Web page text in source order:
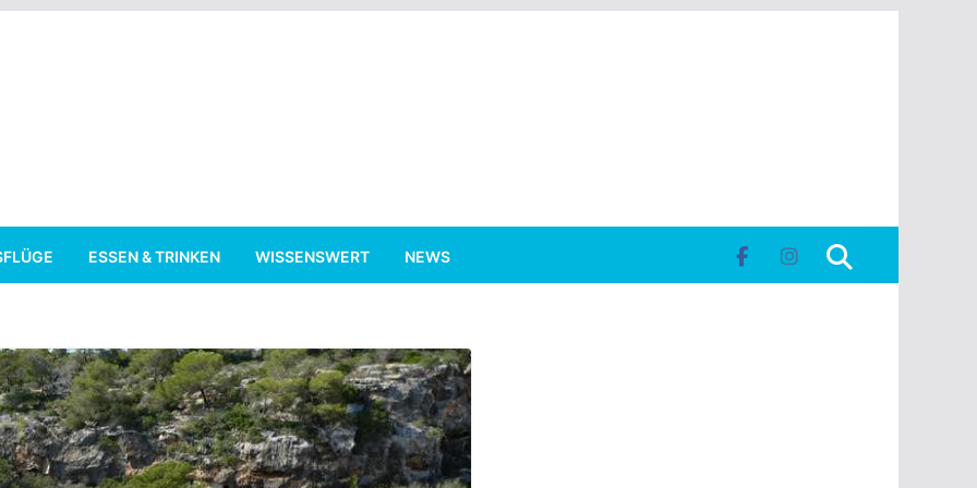
ESSEN & TRINKEN WISSENSWERT NEWS